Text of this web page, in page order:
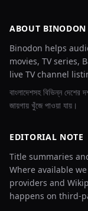
ABOUT BINODON
Binodon helps
movies, TV series,
live TV channel
বাংলাদেশসহ বিভিন্ন
জায়গায় খুঁজে পাওয়া যায়।
EDITORIAL NOTE
Title summaries
Where available
providers and
happens on third-